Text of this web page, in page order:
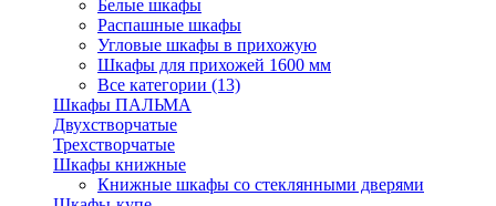
Белые шкафы
Распашные шкафы
Угловые шкафы в прихожую
Шкафы для прихожей 1600 мм
Все категории (13)
Шкафы ПАЛЬМА
Двухстворчатые
Трехстворчатые
Шкафы книжные
Книжные шкафы со стеклянными дверями